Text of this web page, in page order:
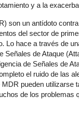
y a la
son un antídoto
del sector de
Lo hace a través de
Señales de Ataque
de Señales de
el ruido de las
pueden utilizarse
de los problemas